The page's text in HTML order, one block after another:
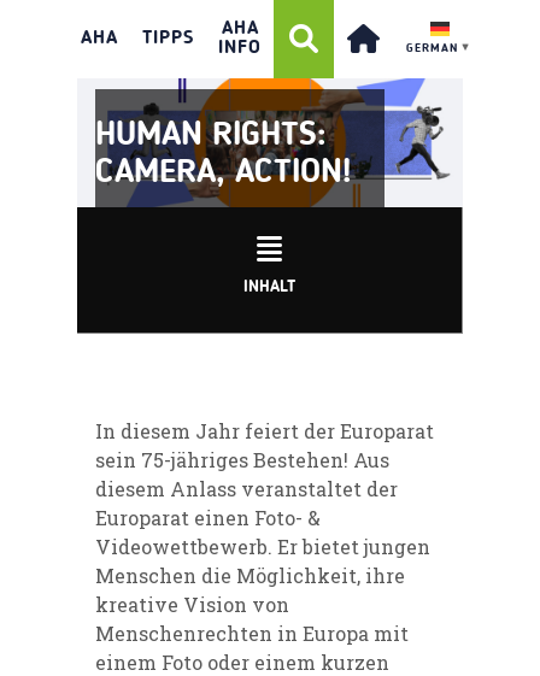
AHA TIPPS
AHA
INFO
GERMAN ▼
HUMAN RIGHTS:
CAMERA, ACTION!
INHALT
In diesem Jahr feiert der Europarat
sein 75-jähriges Bestehen! Aus
diesem Anlass veranstaltet der
Europarat einen Foto- &
Videowettbewerb. Er bietet jungen
Menschen die Möglichkeit, ihre
kreative Vision von
Menschenrechten in Europa mit
einem Foto oder einem kurzen